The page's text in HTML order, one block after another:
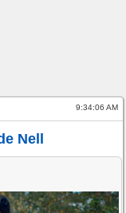
9:34:06 AM
Nell